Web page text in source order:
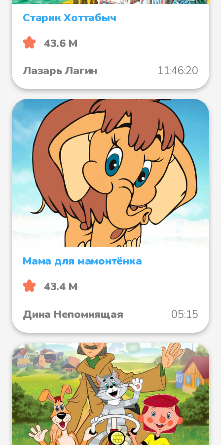
Старик Хоттабыч
43.6 М
Лазарь Лагин
11:46:20
Мама для мамонтёнка
43.4 М
Дина Непомнящая
05:15